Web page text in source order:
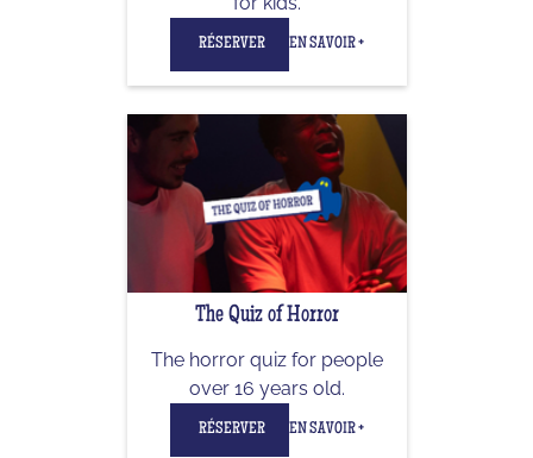
RÉSERVER EN SAVOIR +
The Quiz of Horror
The horror quiz for people
over 16 years old.
RÉSERVER EN SAVOIR +